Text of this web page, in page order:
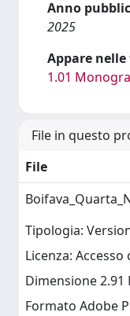
Anno
2025
Appare
1.01
File in questo
File
Tipologia:
Licenza:
Dimensione 2.91
Formato Adobe